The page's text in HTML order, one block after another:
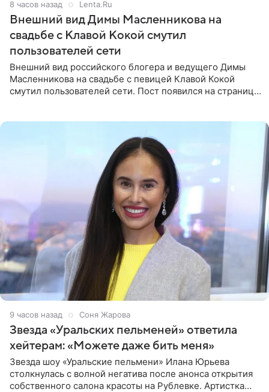
8 часов назад Lenta.Ru
Внешний вид Димы Масленникова на
свадьбе с Клавой Кокой смутил
пользователей сети
Внешний вид российского блогера и ведущего Димы
Масленникова на свадьбе с певицей Клавой Кокой
смутил пользователей сети. Пост появился на странице
9 часов назад Соня Жарова
Звезда «Уральских пельменей» ответила
хейтерам: «Можете даже бить меня»
Звезда шоу «Уральские пельмени» Илана Юрьева
столкнулась с волной негатива после анонса открытия
собственного салона красоты на Рублевке. Артистка